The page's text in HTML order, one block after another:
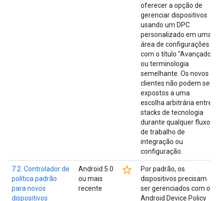
oferecer a opção de
gerenciar dispositivos
usando um DPC
personalizado em uma
área de configurações
com o título "Avançado"
ou terminologia
semelhante. Os novos
clientes não podem ser
expostos a uma
escolha arbitrária entre
stacks de tecnologia
durante qualquer fluxo
de trabalho de
integração ou
configuração.
7.2. Controlador de
política padrão
para novos
dispositivos
Android 5.0
ou mais
recente
star_border
Por padrão, os
dispositivos precisam
ser gerenciados com o
Android Device Policy